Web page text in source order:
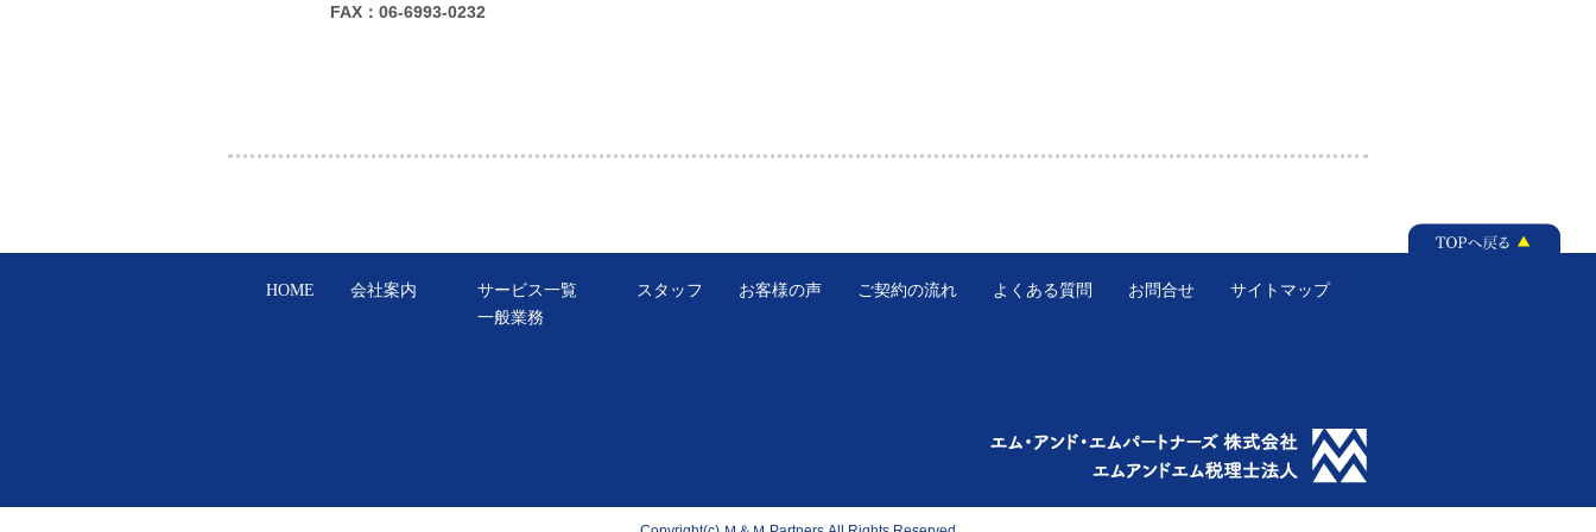
FAX：06-6993-0232
HOME 会社案内
サービス一覧
一般業務
スタッフ お客様の声 ご契約の流れ よくある質問 お問合せ サイトマップ